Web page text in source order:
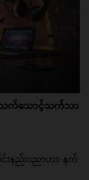
သက်သောင့်သက်သာ
နည်းပညာဟာ နက်